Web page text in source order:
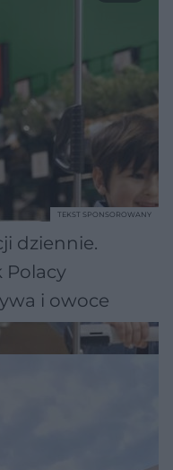
dziennie.
Polacy
i owoce
TEKST SPONSOROWANY